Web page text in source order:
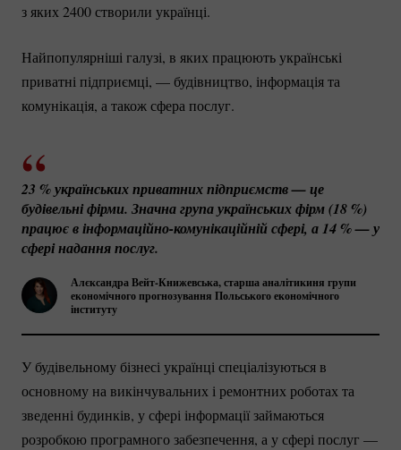
з яких 2400 створили українці.
Найпопулярніші галузі, в яких працюють українські
приватні підприємці, — будівництво, інформація та
комунікація, а також сфера послуг.
АлєксандраВейт-Книжевська, старша аналітикиня групи
економічного прогнозування Польського економічного
інституту
23 % українських приватних підприємств — це
будівельні фірми. Значна група українських фірм (18 %)
працює в інформаційно-комунікаційній сфері, а 14 % — у
сфері надання послуг.
У будівельному бізнесі українці спеціалізуються в
основному на викінчувальних і ремонтних роботах та
зведенні будинків, у сфері інформації займаються
розробкою програмного забезпечення, а у сфері послуг —